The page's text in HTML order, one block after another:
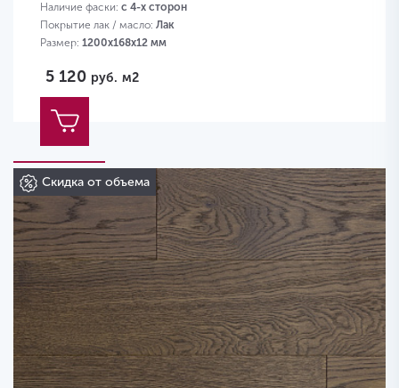
Наличие фаски: с 4-х сторон
Покрытие лак / масло: Лак
Размер: 1200х168х12 мм
5 120 руб. м2
Скидка от объема